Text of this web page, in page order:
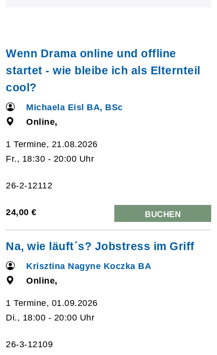
Wenn Drama online und offline
startet - wie bleibe ich als Elternteil
cool?
Michaela Eisl BA, BSc
Online,
1 Termine, 21.08.2026
Fr., 18:30 - 20:00 Uhr
26-2-12112
24,00 € BUCHEN
Na, wie läuft´s? Jobstress im Griff
Krisztina Nagyne Koczka BA
Online,
1 Termine, 01.09.2026
Di., 18:00 - 20:00 Uhr
26-3-12109